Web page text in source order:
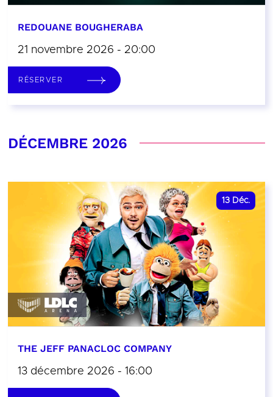
REDOUANE BOUGHERABA
21 novembre 2026 - 20:00
RÉSERVER
DÉCEMBRE 2026
13 Déc.
THE JEFF PANACLOC COMPANY
13 décembre 2026 - 16:00